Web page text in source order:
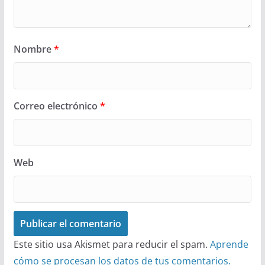
Nombre*
Correo electrónico *
Web
Este sitio usa Akismet para reducir el spam. Aprende
cómo se procesan los datos de tus comentarios.